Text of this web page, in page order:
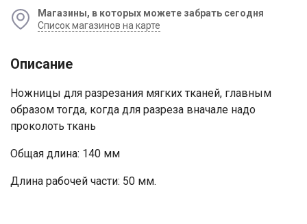
Магазины, в которых можете забрать сегодня
Список магазинов на карте
Описание
Ножницы для разрезания мягких тканей, главным
образом тогда, когда для разреза вначале надо
проколоть ткань
Общая длина: 140 мм
Длина рабочей части: 50 мм.